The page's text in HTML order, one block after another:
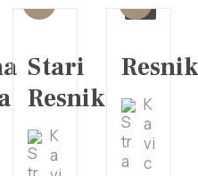
Stari
Resnik
K
a
1/3
K
a
vi
c